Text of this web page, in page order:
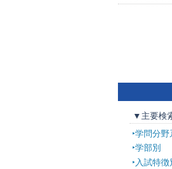
▼主要検
学問分野
学部別
入試特徴